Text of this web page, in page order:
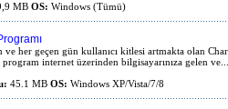
MB OS: Windows (Tümü)
her geçen gün kullanıcı kitlesi artmakta olan
internet üzerinden bilgisayarınıza gelen ve...
45.1 MB OS: Windows XP/Vista/7/8